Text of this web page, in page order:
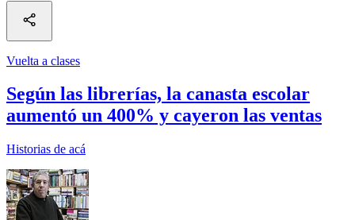
Vuelta a clases
Según las librerías, la canasta escolar
aumentó un 400% y cayeron las ventas
Historias de acá